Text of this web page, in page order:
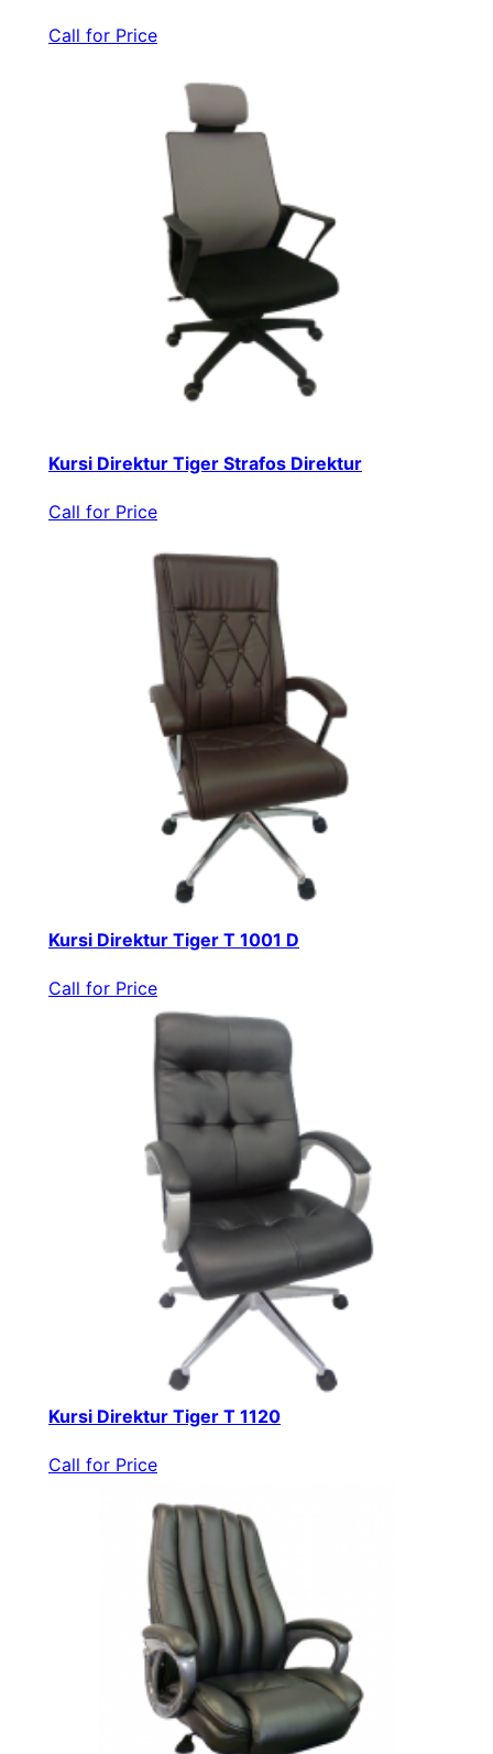
Call for Price
Kursi Direktur Tiger Strafos Direktur
Call for Price
Kursi Direktur Tiger T 1001 D
Call for Price
Kursi Direktur Tiger T 1120
Call for Price